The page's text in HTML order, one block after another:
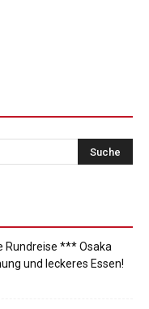
Rundreise *** Osaka
und leckeres Essen!